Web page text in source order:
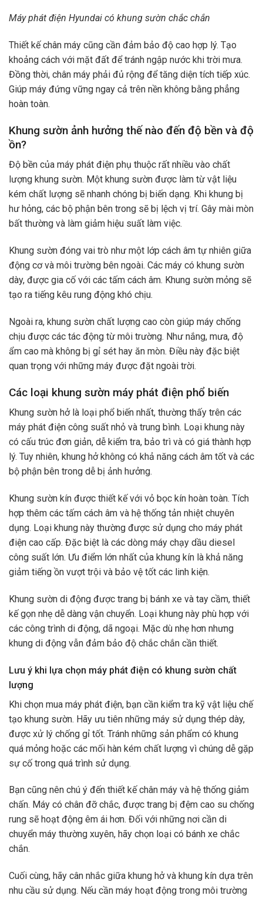
Máy phát điện Hyundai có khung sườn chắc chắn
Thiết kế chân máy cũng cần đảm bảo độ cao hợp lý. Tạo
khoảng cách với mặt đất để tránh ngập nước khi trời mưa.
Đồng thời, chân máy phải đủ rộng để tăng diện tích tiếp xúc.
Giúp máy đứng vững ngay cả trên nền không bằng phẳng
hoàn toàn.
Khung sườn ảnh hưởng thế nào đến độ bền và độ
ồn?
Độ bền của máy phát điện phụ thuộc rất nhiều vào chất
lượng khung sườn. Một khung sườn được làm từ vật liệu
kém chất lượng sẽ nhanh chóng bị biến dạng. Khi khung bị
hư hỏng, các bộ phận bên trong sẽ bị lệch vị trí. Gây mài mòn
bất thường và làm giảm hiệu suất làm việc.
Khung sườn đóng vai trò như một lớp cách âm tự nhiên giữa
động cơ và môi trường bên ngoài. Các máy có khung sườn
dày, được gia cố với các tấm cách âm. Khung sườn mỏng sẽ
tạo ra tiếng kêu rung động khó chịu.
Ngoài ra, khung sườn chất lượng cao còn giúp máy chống
chịu được các tác động từ môi trường. Như nắng, mưa, độ
ẩm cao mà không bị gỉ sét hay ăn mòn. Điều này đặc biệt
quan trọng với những máy được đặt ngoài trời.
Các loại khung sườn máy phát điện phổ biến
Khung sườn hở là loại phổ biến nhất, thường thấy trên các
máy phát điện công suất nhỏ và trung bình. Loại khung này
có cấu trúc đơn giản, dễ kiểm tra, bảo trì và có giá thành hợp
lý. Tuy nhiên, khung hở không có khả năng cách âm tốt và các
bộ phận bên trong dễ bị ảnh hưởng.
Khung sườn kín được thiết kế với vỏ bọc kín hoàn toàn. Tích
hợp thêm các tấm cách âm và hệ thống tản nhiệt chuyên
dụng. Loại khung này thường được sử dụng cho máy phát
điện cao cấp. Đặc biệt là các dòng máy chạy dầu diesel
công suất lớn. Ưu điểm lớn nhất của khung kín là khả năng
giảm tiếng ồn vượt trội và bảo vệ tốt các linh kiện.
Khung sườn di động được trang bị bánh xe và tay cầm, thiết
kế gọn nhẹ dễ dàng vận chuyển. Loại khung này phù hợp với
các công trình di động, dã ngoại. Mặc dù nhẹ hơn nhưng
khung di động vẫn đảm bảo độ chắc chắn cần thiết.
Lưu ý khi lựa chọn máy phát điện có khung sườn chất
lượng
Khi chọn mua máy phát điện, bạn cần kiểm tra kỹ vật liệu chế
tạo khung sườn. Hãy ưu tiên những máy sử dụng thép dày,
được xử lý chống gỉ tốt. Tránh những sản phẩm có khung
quá mỏng hoặc các mối hàn kém chất lượng vì chúng dễ gặp
sự cố trong quá trình sử dụng.
Bạn cũng nên chú ý đến thiết kế chân máy và hệ thống giảm
chấn. Máy có chân đỡ chắc, được trang bị đệm cao su chống
rung sẽ hoạt động êm ái hơn. Đối với những nơi cần di
chuyển máy thường xuyên, hãy chọn loại có bánh xe chắc
chắn.
Cuối cùng, hãy cân nhắc giữa khung hở và khung kín dựa trên
nhu cầu sử dụng. Nếu cần máy hoạt động trong môi trường